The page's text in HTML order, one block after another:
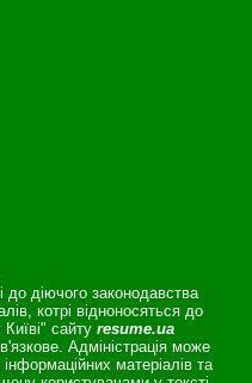
до діючого законодавства
котрі відноносяться до
сайту resume.ua
Адміністрація може
матеріалів та